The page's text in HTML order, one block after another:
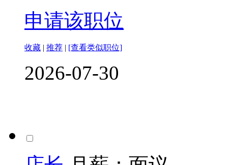
申请该职位
收藏 | 推荐 | [查看类似职位]
2026-07-30